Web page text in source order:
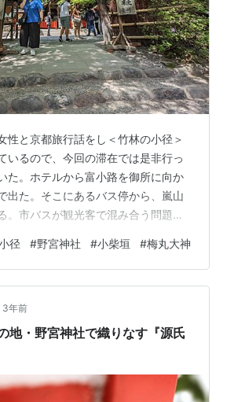
性と京都旅行話をし＜竹林の小径＞
いるので、今回の滞在では是非行っ
た。ホテルから富小路を御所に向か
出た。そこにあるバス停から、嵐山
。市バスが観光客で混み合う問題が
スが大宮通りを過ぎるあたりからぎ
た。 バスは丸太町通りをどんどん西
峨嵐山駅を過ぎて嵐電の嵐山駅前に
日本ではない異郷で、いろいろな言
。そんな人の流れに乗って、両側が
っている道を行く。 途中＜…
径 #野宮神社 #小柴垣 #梅丸大神
3年前
地・野宮神社で織りなす『源氏